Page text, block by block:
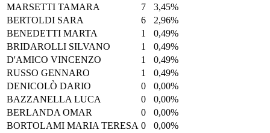
MARSETTI TAMARA
7
3,45%
BERTOLDI SARA
6
2,96%
BENEDETTI MARTA
1
0,49%
BRIDAROLLI SILVANO
1
0,49%
D'AMICO VINCENZO
1
0,49%
RUSSO GENNARO
1
0,49%
DENICOLÒ DARIO
0
0,00%
BAZZANELLA LUCA
0
0,00%
BERLANDA OMAR
0
0,00%
BORTOLAMI MARIA TERESA 0
0,00%